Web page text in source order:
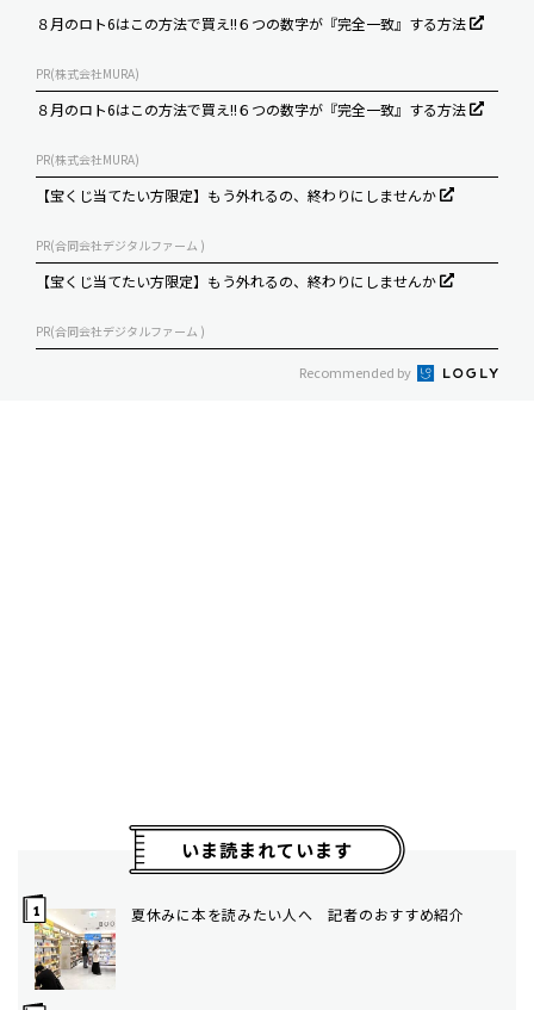
８月のロト6はこの方法で買え!!６つの数字が『完全一致』する方法
PR(株式会社MURA)
８月のロト6はこの方法で買え!!６つの数字が『完全一致』する方法
PR(株式会社MURA)
【宝くじ当てたい方限定】もう外れるの、終わりにしませんか
PR(合同会社デジタルファーム )
【宝くじ当てたい方限定】もう外れるの、終わりにしませんか
PR(合同会社デジタルファーム )
Recommended by
いま読まれています
夏休みに本を読みたい人へ 記者のおすすめ紹介